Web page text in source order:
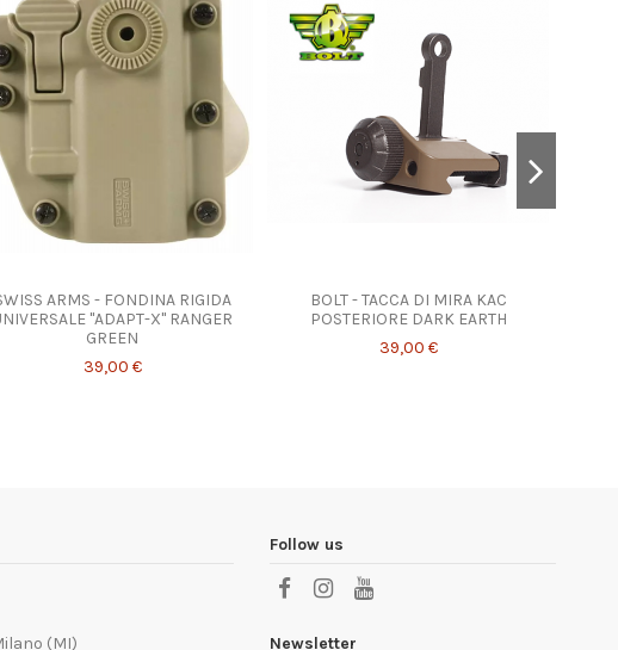
ARMS - FONDINA RIGIDA
"ADAPT-X" RANGER
GREEN
39,00 €
BOLT - TACCA DI MIRA KAC
POSTERIORE DARK EARTH
39,00 €
(MI)
Follow us
Newsletter